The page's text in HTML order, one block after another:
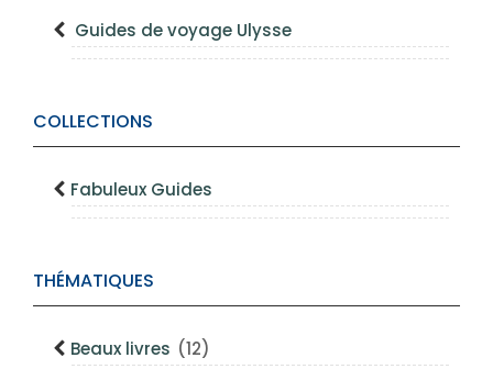
Guides de voyage Ulysse
COLLECTIONS
Fabuleux Guides
THÉMATIQUES
Beaux livres (12)